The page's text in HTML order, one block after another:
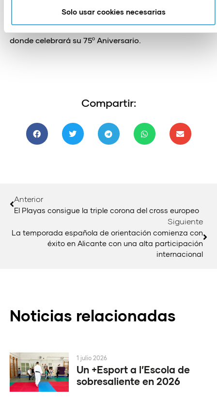
Solo usar cookies necesarias
VCV 2023 que ha dado espectáculo desde la primera
a la última jornada y que se despide hasta 2024,
donde celebrará su 75º Aniversario.
Compartir:
Anterior
El Playas consigue la triple corona del cross europeo
Siguiente
La temporada española de orientación comienza con
éxito en Alicante con una alta participación
internacional
Noticias relacionadas
Un +Esport a l’Escola de
sobresaliente en 2026
1 julio 2026